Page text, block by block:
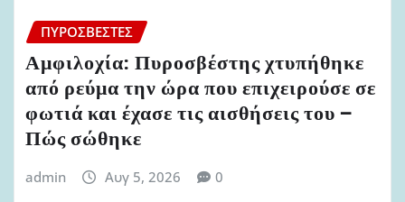
ΠΥΡΟΣΒΈΣΤΕΣ
Αμφιλοχία: Πυροσβέστης χτυπήθηκε
από ρεύμα την ώρα που επιχειρούσε σε
φωτιά και έχασε τις αισθήσεις του –
Πώς σώθηκε
admin Αυγ 5, 2026 0